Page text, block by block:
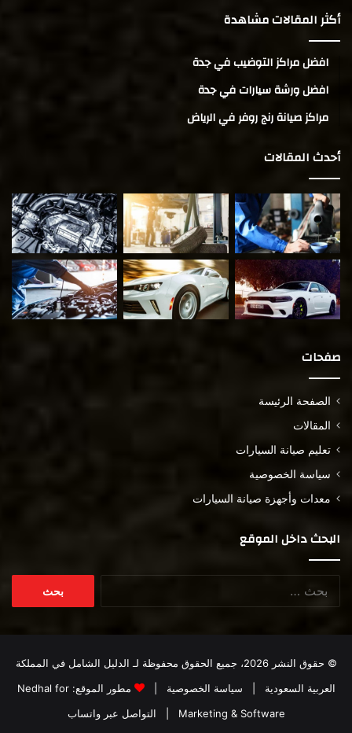
أكثر المقالات مشاهدة
افضل مراكز التوضيب في جدة
افضل ورشة سيارات في جدة
مراكز صيانة رنج روفر في الرياض
أحدث المقالات
صفحات
الصفحة الرئيسة
المقالات
تعليم صيانة السيارات
سياسة الخصوصية
معدات وأجهزة صيانة السيارات
البحث داخل الموقع
© حقوق النشر 2026، جميع الحقوق محفوظة لـ
الدليل الشامل في المملكة
العربية السعودية
سياسة الخصوصية | مطور الموقع:Nedhal for
Marketing & Software
التواصل عبر واتساب